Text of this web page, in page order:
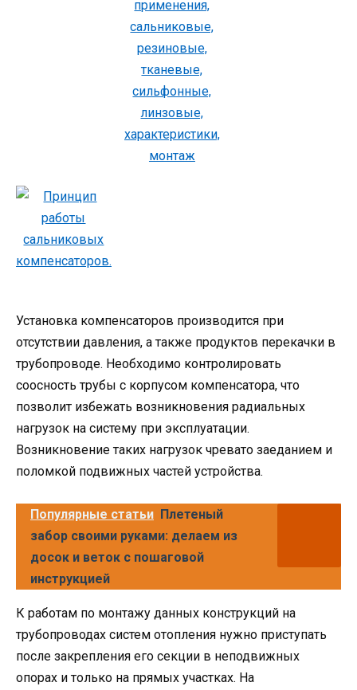
Установка компенсаторов производится при
отсутствии давления, а также продуктов перекачки в
трубопроводе. Необходимо контролировать
соосность трубы с корпусом компенсатора, что
позволит избежать возникновения радиальных
нагрузок на систему при эксплуатации.
Возникновение таких нагрузок чревато заеданием и
поломкой подвижных частей устройства.
Популярные статьи Плетеный
забор своими руками: делаем из
досок и веток с пошаговой
инструкцией
К работам по монтажу данных конструкций на
трубопроводах систем отопления нужно приступать
после закрепления его секции в неподвижных
опорах и только на прямых участках. На